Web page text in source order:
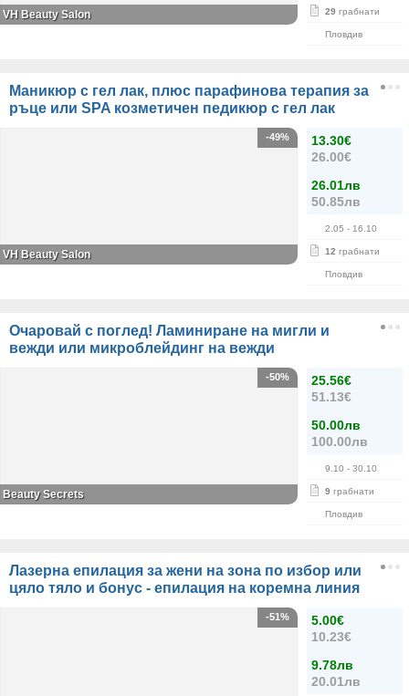
29 грабнати
Пловдив
VH Beauty Salon
Маникюр с гел лак, плюс парафинова терапия за
ръце или SPA козметичен педикюр с гел лак
13.30€
26.00€
26.01лв
50.85лв
2.05 - 16.10
12 грабнати
Пловдив
-49%
VH Beauty Salon
Очаровай с поглед! Ламиниране на мигли и
вежди или микроблейдинг на вежди
25.56€
51.13€
50.00лв
100.00лв
9.10 - 30.10
9 грабнати
Пловдив
-50%
Beauty Secrets
Лазерна епилация за жени на зона по избор или
цяло тяло и бонус - епилация на коремна линия
5.00€
10.23€
9.78лв
20.01лв
-51%